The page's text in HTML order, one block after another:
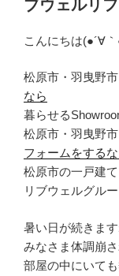
ブウェルリ
こんにちは(●´∀
松原市・羽曳野
なら
暮らせる
松原市・羽曳野
フォームをする
松原市の一戸建
リブウェルグル
暑い日が続きます
みなさま体調崩
部屋の中にいて